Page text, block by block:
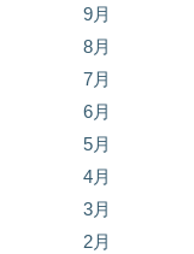
9月
8月
7月
6月
5月
4月
3月
2月